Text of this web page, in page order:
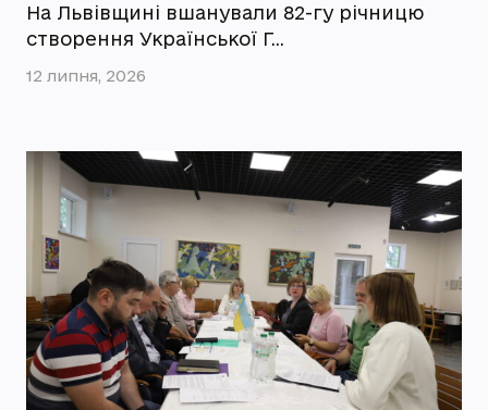
На Львівщині вшанували 82-гу річницю
створення Української Г…
12 липня, 2026